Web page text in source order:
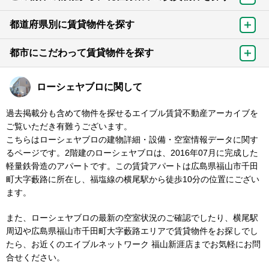
都道府県別に賃貸物件を探す
都市にこだわって賃貸物件を探す
ローシェヤブロに関して
過去掲載分も含めて物件を探せるエイブル賃貸不動産アーカイブを
ご覧いただき有難うございます。
こちらはローシェヤブロの建物詳細・設備・空室情報データに関す
るページです。2階建のローシェヤブロは、2016年07月に完成した
軽量鉄骨造のアパートです。この賃貸アパートは広島県福山市千田
町大字藪路に所在し、福塩線の横尾駅から徒歩10分の位置にござい
ます。
また、ローシェヤブロの最新の空室状況のご確認でしたり、横尾駅
周辺や広島県福山市千田町大字藪路エリアで賃貸物件をお探しでし
たら、お近くのエイブルネットワーク 福山新涯店までお気軽にお問
合せください。